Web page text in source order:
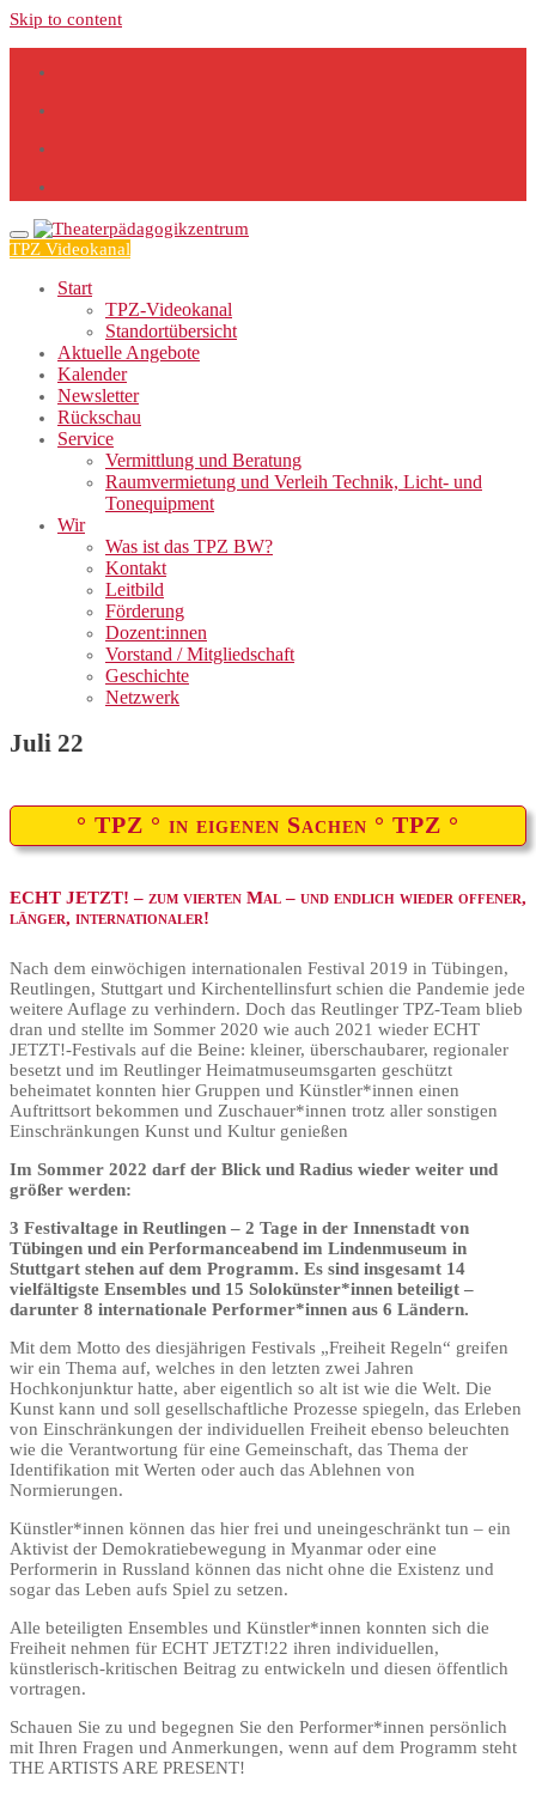
Skip to content
TPZ Videokanal
Start
TPZ-Videokanal
Standortübersicht
Aktuelle Angebote
Kalender
Newsletter
Rückschau
Service
Vermittlung und Beratung
Raumvermietung und Verleih Technik, Licht- und
Tonequipment
Wir
Was ist das TPZ BW?
Kontakt
Leitbild
Förderung
Dozent:innen
Vorstand / Mitgliedschaft
Geschichte
Netzwerk
Juli 22
° TPZ ° in eigenen Sachen ° TPZ °
ECHT JETZT! – zum vierten Mal – und endlich wieder offener,
länger, internationaler!
Nach dem einwöchigen internationalen Festival 2019 in Tübingen,
Reutlingen, Stuttgart und Kirchentellinsfurt schien die Pandemie jede
weitere Auflage zu verhindern. Doch das Reutlinger TPZ-Team blieb
dran und stellte im Sommer 2020 wie auch 2021 wieder ECHT
JETZT!-Festivals auf die Beine: kleiner, überschaubarer, regionaler
besetzt und im Reutlinger Heimatmuseumsgarten geschützt
beheimatet konnten hier Gruppen und Künstler*innen einen
Auftrittsort bekommen und Zuschauer*innen trotz aller sonstigen
Einschränkungen Kunst und Kultur genießen
Im Sommer 2022 darf der Blick und Radius wieder weiter und
größer werden:
3 Festivaltage in Reutlingen – 2 Tage in der Innenstadt von
Tübingen und ein Performanceabend im Lindenmuseum in
Stuttgart stehen auf dem Programm. Es sind insgesamt 14
vielfältigste Ensembles und 15 Solokünster*innen beteiligt –
darunter 8 internationale Performer*innen aus 6 Ländern.
Mit dem Motto des diesjährigen Festivals „Freiheit Regeln“ greifen
wir ein Thema auf, welches in den letzten zwei Jahren
Hochkonjunktur hatte, aber eigentlich so alt ist wie die Welt. Die
Kunst kann und soll gesellschaftliche Prozesse spiegeln, das Erleben
von Einschränkungen der individuellen Freiheit ebenso beleuchten
wie die Verantwortung für eine Gemeinschaft, das Thema der
Identifikation mit Werten oder auch das Ablehnen von
Normierungen.
Künstler*innen können das hier frei und uneingeschränkt tun – ein
Aktivist der Demokratiebewegung in Myanmar oder eine
Performerin in Russland können das nicht ohne die Existenz und
sogar das Leben aufs Spiel zu setzen.
Alle beteiligten Ensembles und Künstler*innen konnten sich die
Freiheit nehmen für ECHT JETZT!22 ihren individuellen,
künstlerisch-kritischen Beitrag zu entwickeln und diesen öffentlich
vortragen.
Schauen Sie zu und begegnen Sie den Performer*innen persönlich
mit Ihren Fragen und Anmerkungen, wenn auf dem Programm steht
THE ARTISTS ARE PRESENT!